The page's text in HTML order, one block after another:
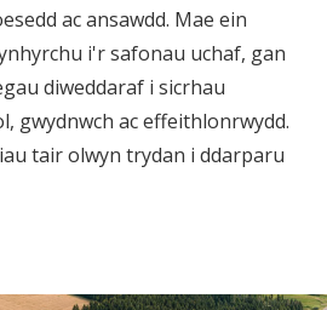
ac ansawdd. Mae ein
i'r safonau uchaf, gan
diweddaraf i sicrhau
gwydnwch ac effeithlonrwydd.
tair olwyn trydan i ddarparu